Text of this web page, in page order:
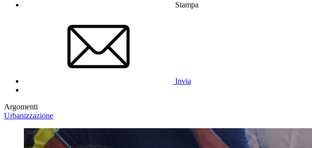
Stampa
Invia
Argomenti
Urbanizzazione